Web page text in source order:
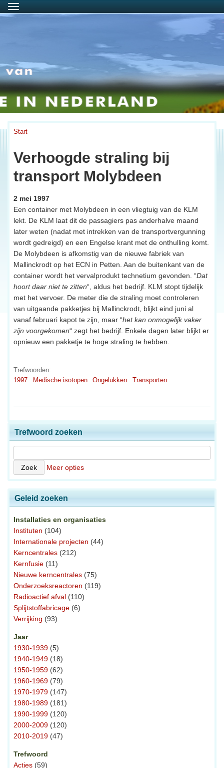
Menu
Start
Verhoogde straling bij
transport Molybdeen
2 mei 1997
Een container met Molybdeen in een vliegtuig van de KLM
lekt. De KLM laat dit de passagiers pas anderhalve maand
later weten (nadat met intrekken van de transportvergunning
wordt gedreigd) en een Engelse krant met de onthulling komt.
De Molybdeen is afkomstig van de nieuwe fabriek van
Mallinckrodt op het ECN in Petten. Aan de buitenkant van de
container wordt het vervalprodukt technetium gevonden. “Dat
hoort daar niet te zitten“, aldus het bedrijf. KLM stopt tijdelijk
met het vervoer. De meter die de straling moet controleren
van uitgaande pakketjes bij Mallinckrodt, blijkt eind juni al
vanaf februari kapot te zijn, maar “het kan onmogelijk vaker
zijn voorgekomen“ zegt het bedrijf. Enkele dagen later blijkt er
opnieuw een pakketje te hoge straling te hebben.
Trefwoorden:
1997
Medische isotopen Ongelukken Transporten
Trefwoord zoeken
Meer opties
Geleid zoeken
Installaties en organisaties
Instituten (104)
Internationale projecten (44)
Kerncentrales (212)
Kernfusie (11)
Nieuwe kerncentrales (75)
Onderzoeksreactoren (119)
Radioactief afval (110)
Splijtstoffabricage (6)
Verrijking (93)
Jaar
1930-1939 (5)
1940-1949 (18)
1950-1959 (62)
1960-1969 (79)
1970-1979 (147)
1980-1989 (181)
1990-1999 (120)
2000-2009 (120)
2010-2019 (47)
Trefwoord
Acties (59)